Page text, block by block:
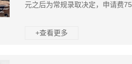
元之后为常规录取决定，申请费
+查看更多